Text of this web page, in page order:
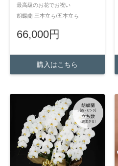
最高級のお花でお祝い
胡蝶蘭 三本立ち/五本立ち
66,000円
購入はこちら